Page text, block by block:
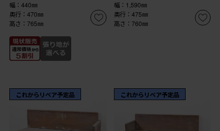
幅：440㎜
奥行：470㎜
高さ：765㎜
幅：1,590㎜
奥行：475㎜
高さ：760㎜
これからリペア予定品 これからリペア予定品